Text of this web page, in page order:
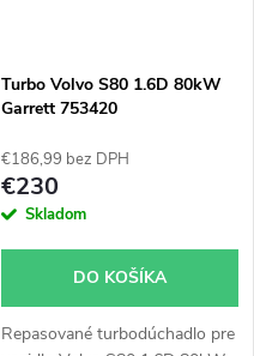
Turbo Volvo S80 1.6D 80kW
Garrett 753420
€186,99 bez DPH
€230
Skladom
DO KOŠÍKA
Repasované turbodúchadlo pre